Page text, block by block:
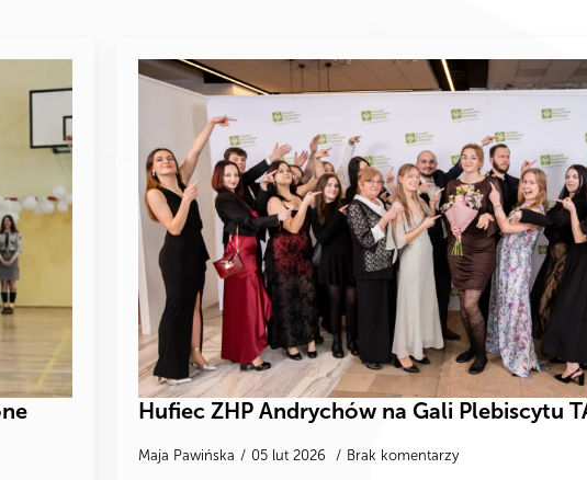
Hufiec ZHP Andrychów na Gali Plebiscytu
Maja Pawińska 05 lut 2026 Brak komentarzy